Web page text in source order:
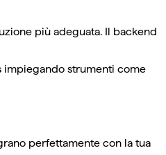
più adeguata. Il backend
impiegando strumenti come
perfettamente con la tua